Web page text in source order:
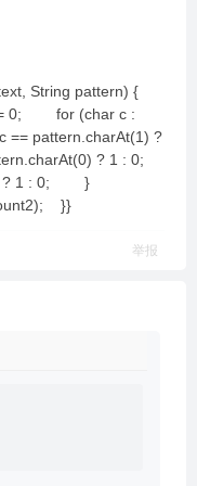
String pattern) {
= 0; for (char c :
pattern.charAt(1) ?
? 1 : 0;
? 1 : 0; }
}}
举报